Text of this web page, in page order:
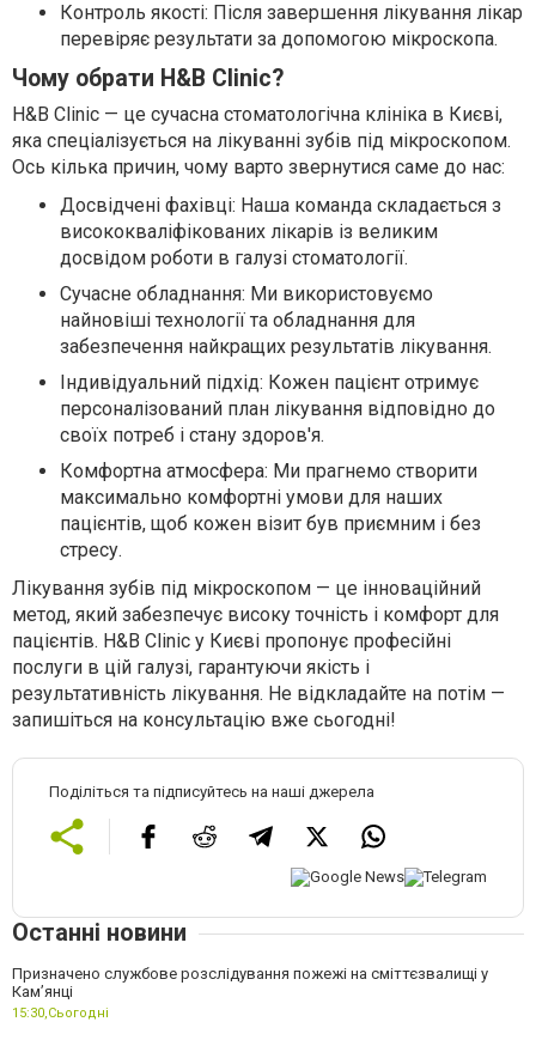
Контроль якості: Після завершення лікування лікар
перевіряє результати за допомогою мікроскопа.
Чому обрати H&B Clinic?
H&B Clinic — це сучасна стоматологічна клініка в Києві,
яка спеціалізується на лікуванні зубів під мікроскопом.
Ось кілька причин, чому варто звернутися саме до нас:
Досвідчені фахівці: Наша команда складається з
висококваліфікованих лікарів із великим
досвідом роботи в галузі стоматології.
Сучасне обладнання: Ми використовуємо
найновіші технології та обладнання для
забезпечення найкращих результатів лікування.
Індивідуальний підхід: Кожен пацієнт отримує
персоналізований план лікування відповідно до
своїх потреб і стану здоров'я.
Комфортна атмосфера: Ми прагнемо створити
максимально комфортні умови для наших
пацієнтів, щоб кожен візит був приємним і без
стресу.
Лікування зубів під мікроскопом — це інноваційний
метод, який забезпечує високу точність і комфорт для
пацієнтів. H&B Clinic у Києві пропонує професійні
послуги в цій галузі, гарантуючи якість і
результативність лікування. Не відкладайте на потім —
запишіться на консультацію вже сьогодні!
Поділіться та підписуйтесь на наші джерела
Останні новини
Призначено службове розслідування пожежі на сміттєзвалищі у
Кам’янці
15:30,Сьогодні